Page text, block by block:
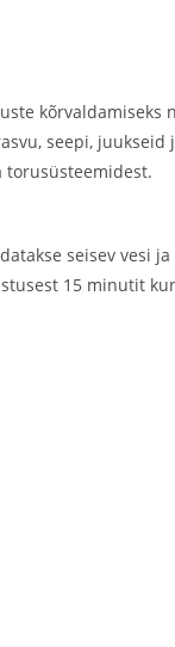
kõrvaldamiseks
seepi, juukseid
torusüsteemidest.
seisev vesi ja
15 minutit